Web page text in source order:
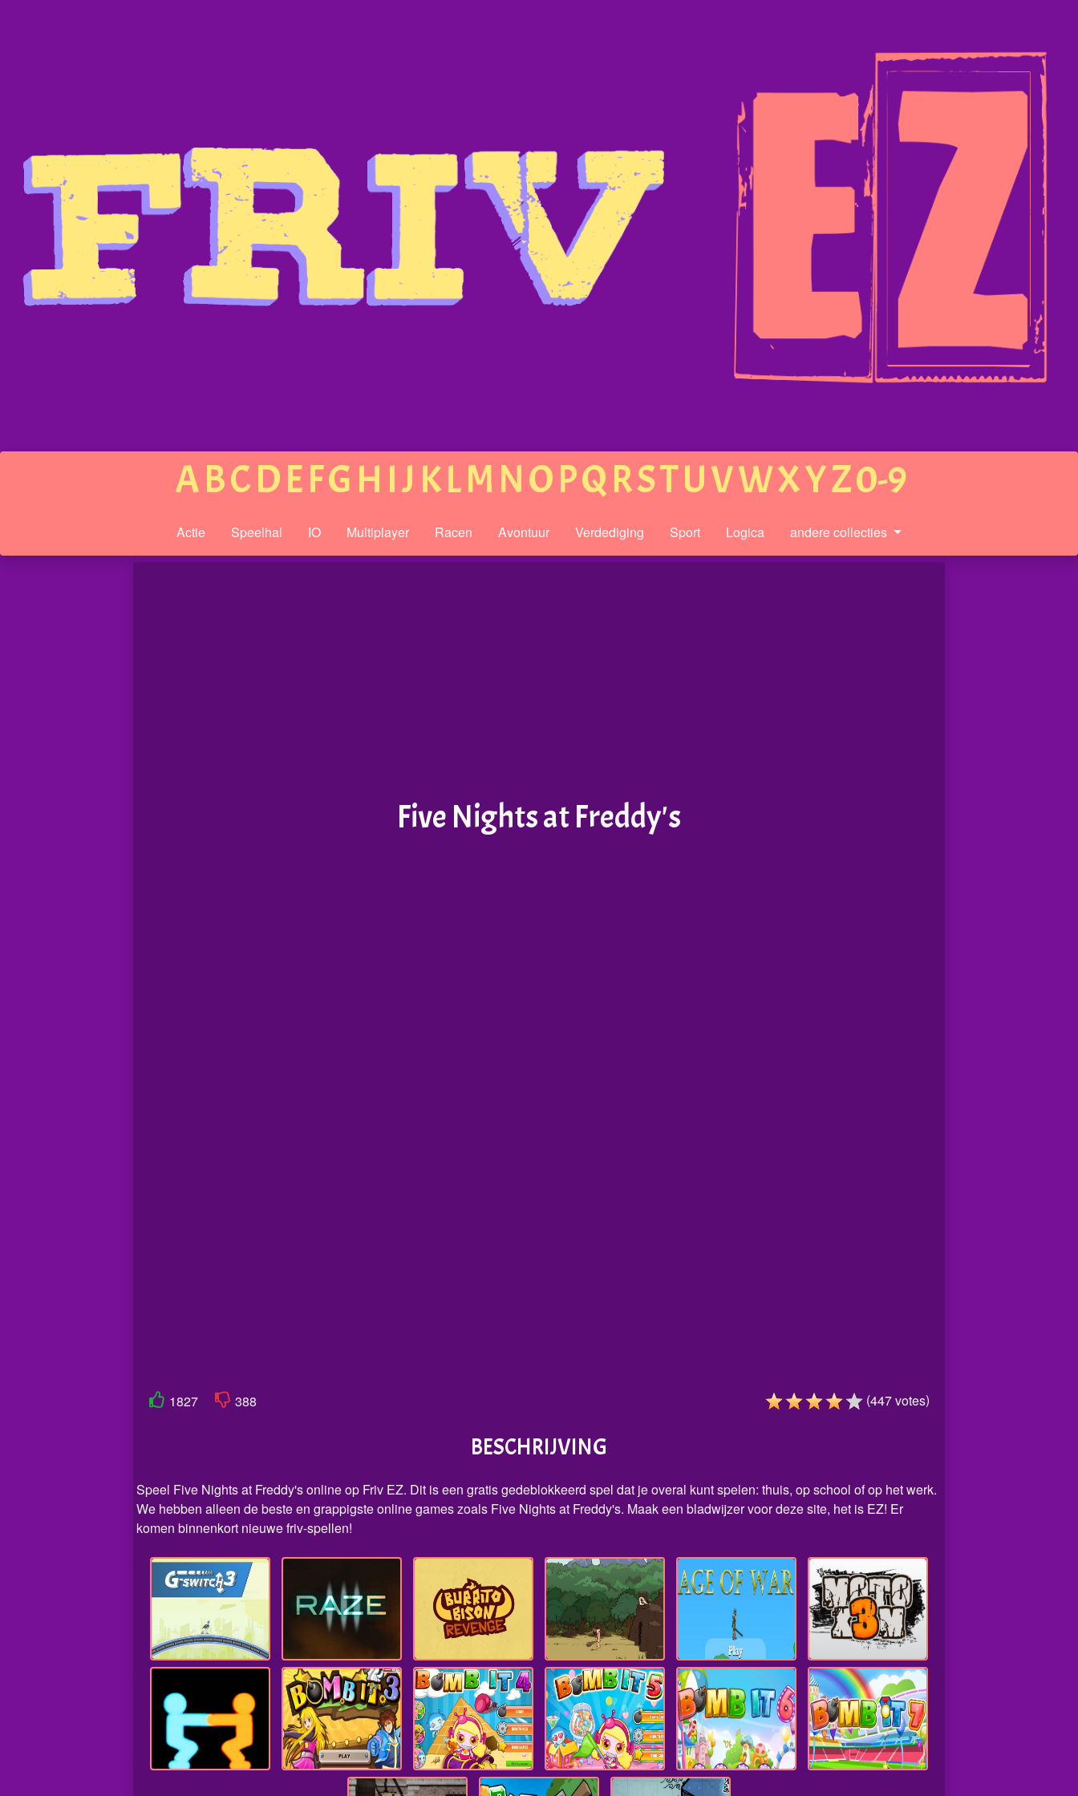
ABCDEFGH IJ KLMNOPQRSTUVWXYZ0-9
Actie Speelhal IO Multiplayer Racen Avontuur Verdediging Sport Logica andere collecties
Five Nights at Freddy's
1827 388 (447votes)
BESCHRIJVING
Speel Five Nights at Freddy's online op Friv EZ. Dit is een gratis gedeblokkeerd spel dat je overal kunt spelen: thuis, op school of op het werk.
We hebben alleen de beste en grappigste online games zoals Five Nights at Freddy's. Maak een bladwijzer voor deze site, het is EZ! Er
komen binnenkort nieuwe friv-spellen!